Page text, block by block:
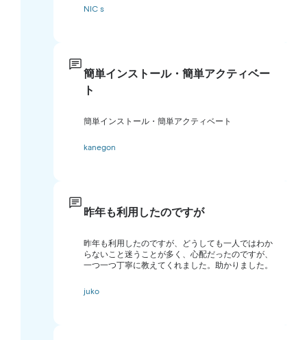
NIC s
簡単インストール・簡単アクティベー
ト
簡単インストール・簡単アクティベート
kanegon
昨年も利用したのですが
昨年も利用したのですが、どうしても一人ではわか
らないこと迷うことが多く、心配だったのですが、
一つ一つ丁寧に教えてくれました。助かりました。
juko